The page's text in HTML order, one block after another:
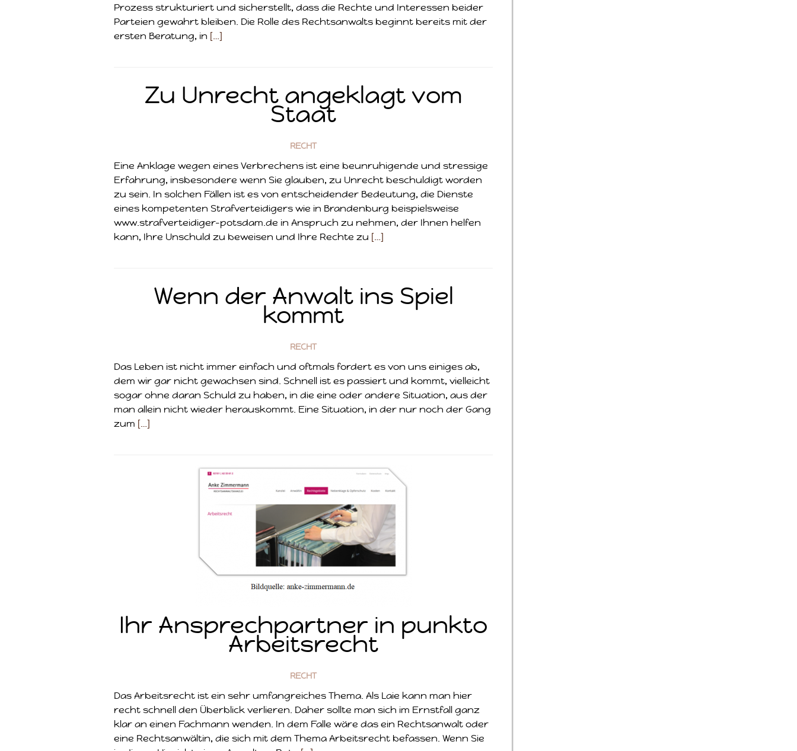
Prozess strukturiert und sicherstellt, dass die Rechte und Interessen beider
Parteien gewahrt bleiben. Die Rolle des Rechtsanwalts beginnt bereits mit der
ersten Beratung, in […]
Zu Unrecht angeklagt vom
Staat
RECHT
Eine Anklage wegen eines Verbrechens ist eine beunruhigende und stressige
Erfahrung, insbesondere wenn Sie glauben, zu Unrecht beschuldigt worden
zu sein. In solchen Fällen ist es von entscheidender Bedeutung, die Dienste
eines kompetenten Strafverteidigers wie in Brandenburg beispielsweise
www.strafverteidiger-potsdam.de in Anspruch zu nehmen, der Ihnen helfen
kann, Ihre Unschuld zu beweisen und Ihre Rechte zu […]
Wenn der Anwalt ins Spiel
kommt
RECHT
Das Leben ist nicht immer einfach und oftmals fordert es von uns einiges ab,
dem wir gar nicht gewachsen sind. Schnell ist es passiert und kommt, vielleicht
sogar ohne daran Schuld zu haben, in die eine oder andere Situation, aus der
man allein nicht wieder herauskommt. Eine Situation, in der nur noch der Gang
zum […]
Ihr Ansprechpartner in punkto
Arbeitsrecht
RECHT
Das Arbeitsrecht ist ein sehr umfangreiches Thema. Als Laie kann man hier
recht schnell den Überblick verlieren. Daher sollte man sich im Ernstfall ganz
klar an einen Fachmann wenden. In dem Falle wäre das ein Rechtsanwalt oder
eine Rechtsanwältin, die sich mit dem Thema Arbeitsrecht befassen. Wenn Sie